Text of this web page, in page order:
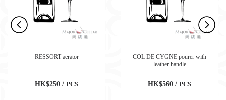
RESSORT aerator
HK$250 / PCS
COL DE CYGNE pourer with
leather handle
HK$560 / PCS